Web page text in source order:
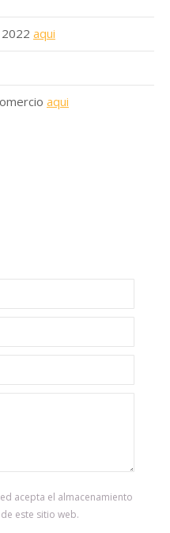
aqui
aqui
acepta el almacenamiento
este sitio web.